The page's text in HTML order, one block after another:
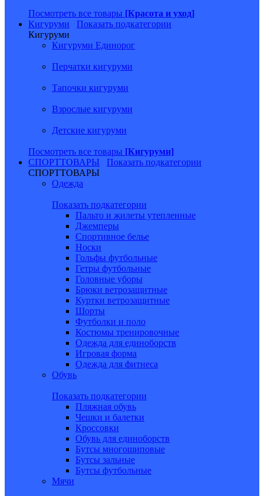
Посмотреть все товары [Красота и уход]
Кигуруми
Показать подкатегории
Кигуруми
Кигуруми Единорог
Перчатки кигуруми
Тапочки кигуруми
Взрослые кигуруми
Детские кигуруми
Посмотреть все товары [Кигуруми]
СПОРТТОВАРЫ
Показать подкатегории
СПОРТТОВАРЫ
Одежда
Показать подкатегории
Пальто и жилеты утепленные
Джемперы
Спортивное белье
Носки
Гольфы футбольные
Гетры футбольные
Головные уборы
Брюки ветрозащитные
Куртки ветрозащитные
Шорты
Футболки и поло
Костюмы тренировочные
Одежда для единоборств
Игровая форма
Одежда для фитнеса
Обувь
Показать подкатегории
Пляжная обувь
Чешки и балетки
Кроссовки
Обувь для единоборств
Бутсы многошиповые
Бутсы зальные
Бутсы футбольные
Мячи